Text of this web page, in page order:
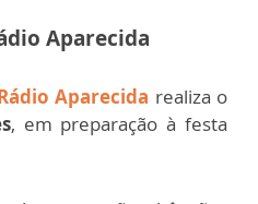
Aparecida
Aparecida realiza o
, em preparação à festa